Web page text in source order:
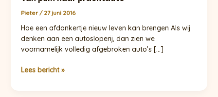
Pieter / 27 juni 2016
Hoe een afdankertje nieuw leven kan brengen Als wij
denken aan een autosloperij, dan zien we
voornamelijk volledig afgebroken auto’s […]
Van
Lees bericht »